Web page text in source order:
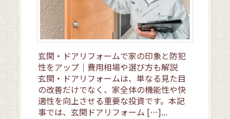
玄関・ドアリフォームで家の印象と防犯
性をアップ｜費用相場や選び方も解説
玄関・ドアリフォームは、単なる見た目
の改善だけでなく、家全体の機能性や快
適性を向上させる重要な投資です。本記
事では、玄関ドアリフォーム […]...